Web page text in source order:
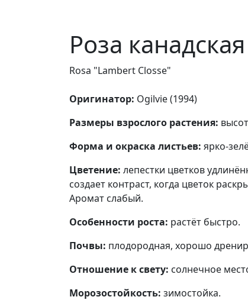
Роза
Rosa "Lambert Closse"
Оригинатор: Ogilvie (1994)
Размеры взрослого растения:
Форма и окраска листьев: ярко-
Цветение: лепестки цветков
создает контраст, когда цветок
Аромат слабый.
Особенности роста: растёт быстро.
Почвы: плодородная, хорошо
Отношение к свету: солнечное
Морозостойкость: зимостойка.